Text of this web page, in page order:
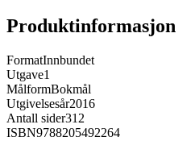
Produktinformasjon
FormatInnbundet
Utgave1
MålformBokmål
Utgivelsesår2016
Antall sider312
ISBN9788205492264